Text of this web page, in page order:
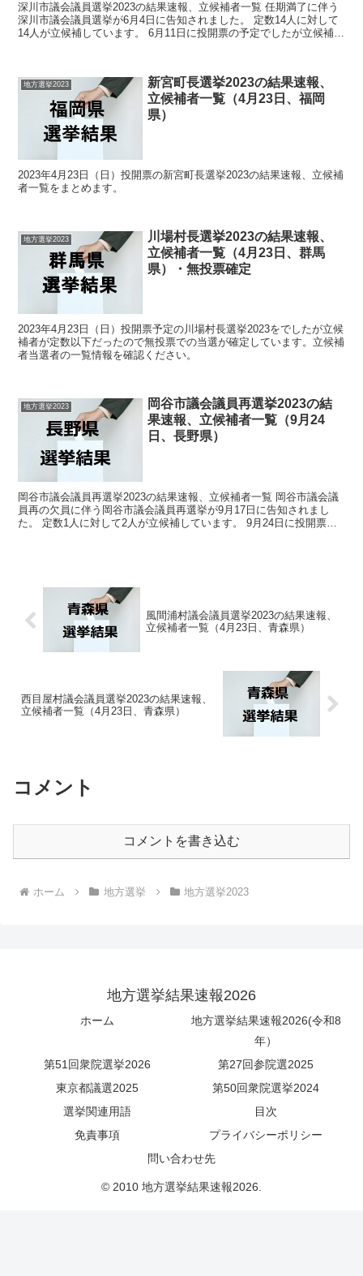
深川市議会議員選挙2023の結果速報、立候補者一覧 任期満了に伴う
深川市議会議員選挙が6月4日に告知されました。 定数14人に対して
14人が立候補しています。 6月11日に投開票の予定でしたが立候補者
地方選挙2023
新宮町長選挙2023の結果速報、
立候補者一覧（4月23日、福岡
県）
2023年4月23日（日）投開票の新宮町長選挙2023の結果速報、立候補
者一覧をまとめます。
地方選挙2023
川場村長選挙2023の結果速報、
立候補者一覧（4月23日、群馬
県）・無投票確定
2023年4月23日（日）投開票予定の川場村長選挙2023をでしたが立候
補者が定数以下だったので無投票での当選が確定しています。立候補
者当選者の一覧情報を確認ください。
地方選挙2023
岡谷市議会議員再選挙2023の結
果速報、立候補者一覧（9月24
日、長野県）
岡谷市議会議員再選挙2023の結果速報、立候補者一覧 岡谷市議会議
員再の欠員に伴う岡谷市議会議員再選挙が9月17日に告知されまし
た。 定数1人に対して2人が立候補しています。 9月24日に投開票の
風間浦村議会議員選挙2023の結果速報、
立候補者一覧（4月23日、青森県）
西目屋村議会議員選挙2023の結果速報、
立候補者一覧（4月23日、青森県）
コメント
コメントを書き込む
ホーム 地方選挙 地方選挙2023
地方選挙結果速報2026
ホーム
地方選挙結果速報2026(令和8
年）
第51回衆院選挙2026
第27回参院選2025
東京都議選2025
第50回衆院選挙2024
選挙関連用語
目次
免責事項
プライバシーポリシー
問い合わせ先
© 2010 地方選挙結果速報2026.